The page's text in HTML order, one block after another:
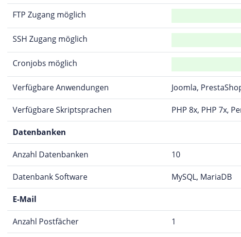
FTP Zugang möglich
SSH Zugang möglich
Cronjobs möglich
Verfügbare Anwendungen Joomla,
Verfügbare Skriptsprachen PHP 8x, PHP 7x,
Datenbanken
Anzahl Datenbanken 10
Datenbank Software MySQL, MariaDB
E-Mail
Anzahl Postfächer 1